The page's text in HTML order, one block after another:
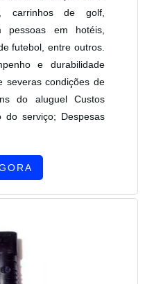
carrinhos de golf,
pessoas em hotéis,
futebol, entre outros.
e durabilidade
severas condições de
do aluguel Custos
do serviço; Despesas